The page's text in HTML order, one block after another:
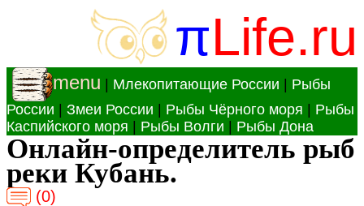
πLife.ru
menu Млекопитающие России
Рыбы
России
Змеи России Рыбы Чёрного моря
Рыбы
Каспийского моря
Рыбы Волги Рыбы Дона
Онлайн-определитель рыб
реки Кубань.
(0)